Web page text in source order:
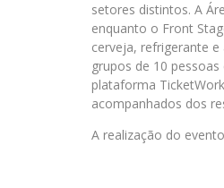
setores distintos. A
enquanto o Front
cerveja, refrigerante
grupos de 10
plataforma
acompanhados dos
A realização do